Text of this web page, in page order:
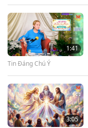
1:41
Tin Đáng Chú Ý
3:05